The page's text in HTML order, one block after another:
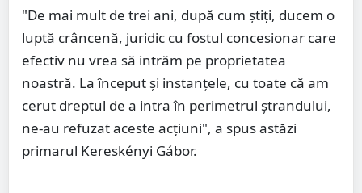
"De mai mult de trei ani, după cum știți, ducem o
luptă crâncenă, juridic cu fostul concesionar care
efectiv nu vrea să intrăm pe proprietatea
noastră. La început și instanțele, cu toate că am
cerut dreptul de a intra în perimetrul ștrandului,
ne-au refuzat aceste acțiuni", a spus astăzi
primarul Kereskényi Gábor.